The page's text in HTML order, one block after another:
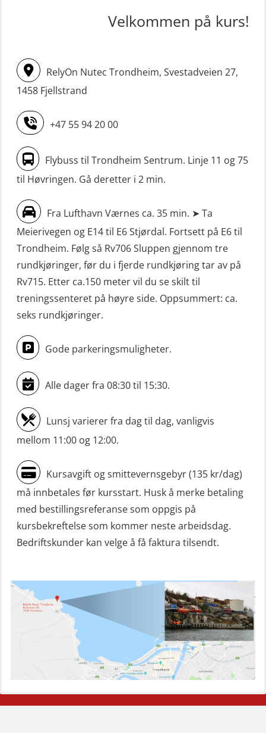
Livbåtfører FF1200 repetisjon
Livbåtfører FF1200 repetisjon
simulator (OSE161)
Livbåtfører Sliskelivbåt grunnkurs
m/E-læring (OSEBLE006)
Livbåtfører fritt fall FF48 repetisjon
(OSE1471)
FF1200 (OSE1424)
Livbåtfører grunnkurs m/E-læring
FF1200 simulator (OSEBLE007)
Livbåtfører grunnkurs m/E-læring
FF48 og FF1000D (OSEBLE004)
Livbåtfører grunnkurs m/E-læring
Konvensjonell livbåt (OSEBLE005)
Livbåtfører konvensjonell livbåt –
grunnleggende (OSE135)
Livbåtfører konvensjonell repetisjon
(OSE1361)
Livbåtfører konvertering til FF48 inkl.
Livbåtfører sliskelivbåt repetisjon
(OSE1301)
Livbåtfører sliskestuplivbåt –
grunnleggende (OSE129)
(OSE114)
Mann-Over-Bord (hurtiggående) liten
båt m/mørkekjøring – repetisjon
(OSE151)
Mann-Over-Bord (hurtiggående) liten
båt u/mørkekjøring – grunnleggende
(OSE1142)
STCW oppdatering Mann-Over-Bord
(MSE113)
STCW oppgradering for
dekksoffiserer uten fartstid 66 t
(MBS124)
STCW oppgradering for
maskinoffiserer uten fartstid 66 t
(MBS125)
Sikkerhetskurs for ansatte på
oppdrettsanlegg (LBS100)
Sjøfolk med særskilte sikringsplikter
(MBS1191)
Ulykkesgransking – Webinar (LSP103)
VHF / SRC 2 dager (ORC104)
Videregående sikkerhetsopplæring
for skipsoffiserer (MBS100)
Velkommen på kurs!
RelyOn Nutec Trondheim, Svestadveien 27,
1458 Fjellstrand
+47 55 94 20 00
Flybuss til Trondheim Sentrum. Linje 11 og 75
til Høvringen. Gå deretter i 2 min.
Fra Lufthavn Værnes ca. 35 min. ➤ Ta
Meierivegen og E14 til E6 Stjørdal. Fortsett på E6 til
Trondheim. Følg så Rv706 Sluppen gjennom tre
rundkjøringer, før du i fjerde rundkjøring tar av på
Rv715. Etter ca.150 meter vil du se skilt til
treningssenteret på høyre side. Oppsummert: ca.
seks rundkjøringer.
Gode parkeringsmuligheter.
Alle dager fra 08:30 til 15:30.
Lunsj varierer fra dag til dag, vanligvis
mellom 11:00 og 12:00.
Kursavgift og smittevernsgebyr (135 kr/dag)
må innbetales før kursstart. Husk å merke betaling
med bestillingsreferanse som oppgis på
kursbekreftelse som kommer neste arbeidsdag.
Bedriftskunder kan velge å få faktura tilsendt.